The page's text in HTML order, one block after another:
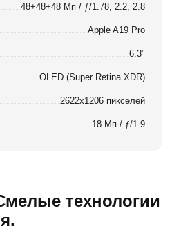
48+48+48 Мп / ƒ/1.78, 2.2, 2.8
Apple A19 Pro
6.3"
OLED (Super Retina XDR)
2622x1206 пикселей
18 Мп / ƒ/1.9
технологии